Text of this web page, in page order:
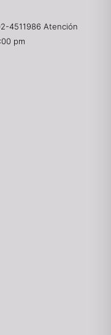
4511986 Atención
pm